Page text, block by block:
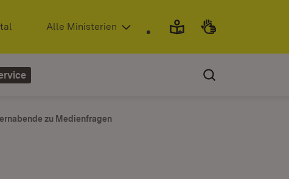
(Öffnet in neuem Fenster)
Alle Ministerien
zu Medienfragen